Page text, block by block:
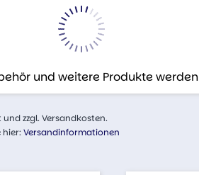
und weitere Produkte
zzgl. Versandkosten.
Versandinformationen